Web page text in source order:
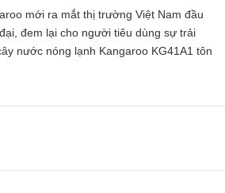
mới ra mắt thị trường Việt Nam đầu
đem lại cho người tiêu dùng sự trải
nước nóng lạnh Kangaroo KG41A1 tôn